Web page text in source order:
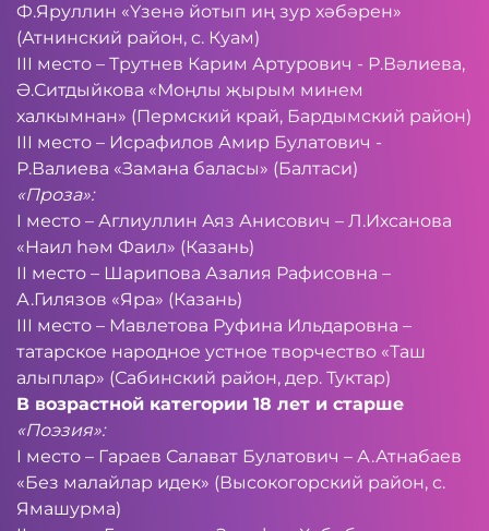
Ф.Яруллин «Үзенә йотып иң зур хәбәрен»
(Атнинский район, с. Куам)
III место – Трутнев Карим Артурович - Р.Вәлиева,
Ә.Ситдыйкова «Моңлы җырым минем
халкымнан» (Пермский край, Бардымский район)
III место – Исрафилов Амир Булатович -
Р.Валиева «Замана баласы» (Балтаси)
«Проза»:
I место – Аглиуллин Аяз Анисович – Л.Ихсанова
«Наил һәм Фаил» (Казань)
II место – Шарипова Азалия Рафисовна –
А.Гилязов «Яра» (Казань)
III место – Мавлетова Руфина Ильдаровна –
татарское народное устное творчество «Таш
алыплар» (Сабинский район, дер. Туктар)
В возрастной категории 18 лет и старше
«Поэзия»:
I место – Гараев Салават Булатович – А.Атнабаев
«Без малайлар идек» (Высокогорский район, с.
Ямашурма)